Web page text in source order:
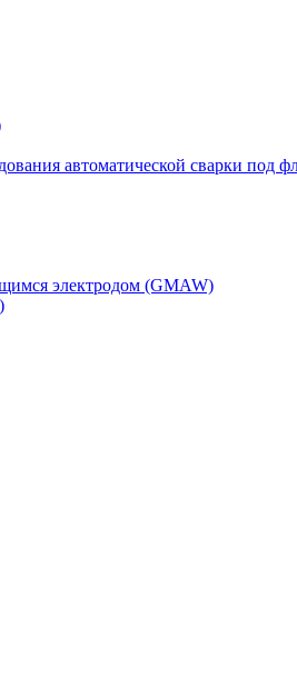
автоматической сварки под
электродом (GMAW)